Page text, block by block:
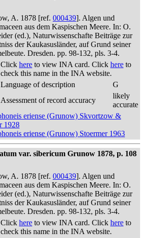
A. 1878 [ref. 000439]. Algen und
aus dem Kaspischen Meere. In: O.
(ed.), Naturwissenschafte Beiträge zur
der Kaukasusländer, auf Grund seiner
Dresden. pp. 98-132, pls. 3-4.
Click here to view INA card. Click here to
check this name in the INA website.
Language of description
G
Assessment of record accuracy
likely
accurate
eriense (Grunow) Skvortzow &
1928
eriense (Grunow) Stoermer 1963
var. sibericum Grunow 1878, p. 108
A. 1878 [ref. 000439]. Algen und
aus dem Kaspischen Meere. In: O.
(ed.), Naturwissenschafte Beiträge zur
der Kaukasusländer, auf Grund seiner
Dresden. pp. 98-132, pls. 3-4.
Click here to view INA card. Click here to
check this name in the INA website.